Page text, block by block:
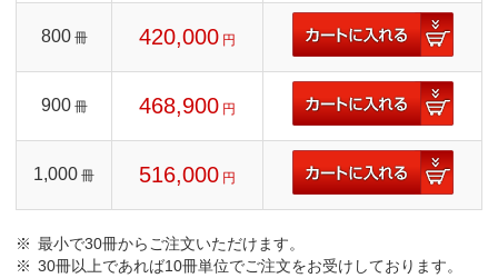
800 冊 420,000 円
900 冊 468,900 円
1,000 冊 516,000 円
最小で30冊からご注文いただけます。
30冊以上であれば10冊単位でご注文をお受けしております。